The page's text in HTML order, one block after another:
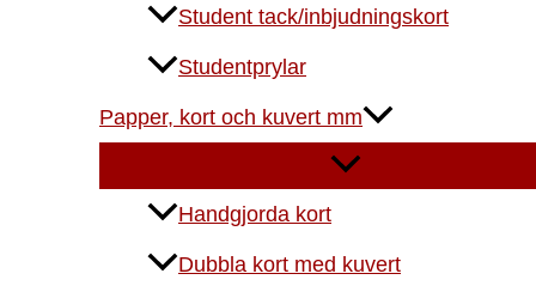
Student tack/inbjudningskort
Studentprylar
Papper, kort och kuvert mm
Handgjorda kort
Dubbla kort med kuvert